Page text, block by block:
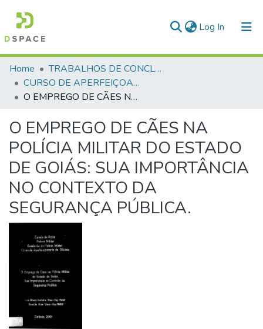
Log In (current)
Communities & Collections
All of DSpace
Home
TRABALHOS DE CONCLUSÃO DE CURSO - CAO (CURSO DE APERFEIÇOAMENTO DE OFICIAIS)
CURSO DE APERFEIÇOAMENTO DE OFICIAIS - CAO - 2001
O EMPREGO DE CÃES NA POLÍCIA MILITAR DO ESTADO DE GOIÁS: SUA IMPORTÂNCIA NO CONTEXTO DA SEGURANÇA PÚBLICA.
O EMPREGO DE CÃES NA
POLÍCIA MILITAR DO ESTADO
DE GOIÁS: SUA IMPORTÂNCIA
NO CONTEXTO DA
SEGURANÇA PÚBLICA.